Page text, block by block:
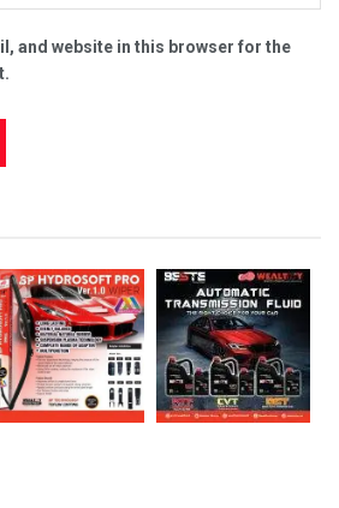
and website in this browser for the